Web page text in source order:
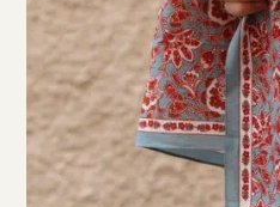
Neuchâtel :+41 32 724
Chaux-de-Fonds :+41